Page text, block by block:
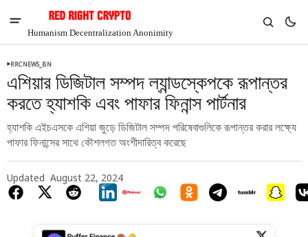
Humanism Decentralization Anonimity
RRCNEWS_BN
এশিয়ার ডিজিটাল সম্পদ ল্যান্ডস্কেপকে রূপান্তর
করতে হ্যাশকি এবং পাফার ফিনান্স পার্টনার
হ্যাশকি এইচএসকে এশিয়া জুড়ে ডিজিটাল সম্পদ পরিষেবাগুলিকে রূপান্তর করার লক্ষ্যে
পাফার ফিনান্সের সাথে কৌশলগত অংশীদারিত্ব করেছে
Updated August 22, 2024